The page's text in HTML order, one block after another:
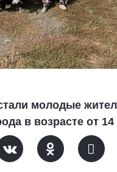
молодые
в возрасте от 14